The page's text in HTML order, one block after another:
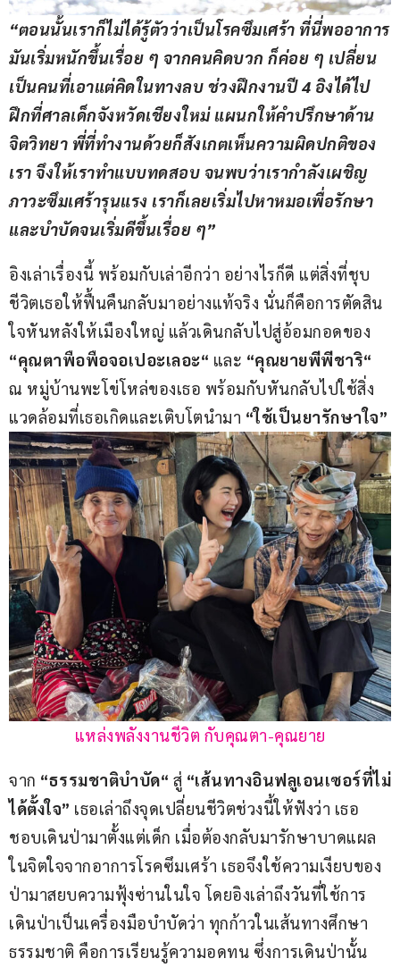
“ตอนนั้นเราก็ไม่ได้รู้ตัวว่าเป็นโรคซึมเศร้า ที่นี่พออาการ
มันเริ่มหนักขึ้นเรื่อย ๆ จากคนคิดบวก ก็ค่อย ๆ เปลี่ยน
เป็นคนที่เอาแต่คิดในทางลบ ช่วงฝึกงานปี 4 อิงได้ไป
ฝึกที่ศาลเด็กจังหวัดเชียงใหม่ แผนกให้คำปรึกษาด้าน
จิตวิทยา พี่ที่ทำงานด้วยก็สังเกตเห็นความผิดปกติของ
เรา จึงให้เราทำแบบทดสอบ จนพบว่าเรากำลังเผชิญ
ภาวะซึมเศร้ารุนแรง เราก็เลยเริ่มไปหาหมอเพื่อรักษา
และบำบัดจนเริ่มดีขึ้นเรื่อย ๆ”
อิงเล่าเรื่องนี้ พร้อมกับเล่าอีกว่า อย่างไรก็ดี แต่สิ่งที่ชุบ
ชีวิตเธอให้ฟื้นคืนกลับมาอย่างแท้จริง นั่นก็คือการตัดสิน
ใจหันหลังให้เมืองใหญ่ แล้วเดินกลับไปสู่อ้อมกอดของ
“คุณตาพือพือจอเปอะเลอะ“ และ “คุณยายพีพีชาริ“
ณ หมู่บ้านพะโข่โหล่ของเธอ พร้อมกับหันกลับไปใช้สิ่ง
แวดล้อมที่เธอเกิดและเติบโตนำมา “ใช้เป็นยารักษาใจ”
แหล่งพลังงานชีวิต กับคุณตา-คุณยาย
จาก “ธรรมชาติบำบัด“ สู่ “เส้นทางอินฟลูเอนเซอร์ที่ไม่
ได้ตั้งใจ” เธอเล่าถึงจุดเปลี่ยนชีวิตช่วงนี้ให้ฟังว่า เธอ
ชอบเดินป่ามาตั้งแต่เด็ก เมื่อต้องกลับมารักษาบาดแผล
ในจิตใจจากอาการโรคซึมเศร้า เธอจึงใช้ความเงียบของ
ป่ามาสยบความฟุ้งซ่านในใจ โดยอิงเล่าถึงวันที่ใช้การ
เดินป่าเป็นเครื่องมือบำบัดว่า ทุกก้าวในเส้นทางศึกษา
ธรรมชาติ คือการเรียนรู้ความอดทน ซึ่งการเดินป่านั้น